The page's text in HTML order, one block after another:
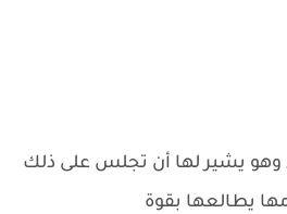
وهو يشير لها أن تجلس على ذلك
يطالعها بقوة